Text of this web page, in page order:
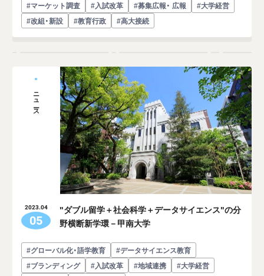
#マーケット調査 #入試改革 #募集広報・ 広報
#大学経営
#改組・新設
#教育行政 #高大接続
ニュース
2023.04
05
"ダブル留学＋社会科学＋データサイエンス"の分
野横断新学環－甲南大学
#グローバル化・語学教育
#データサイエンス教育
#ブランディング
#入試改革 #地域連携
#大学経営